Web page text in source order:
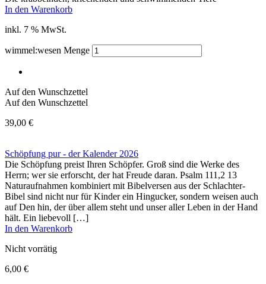
In den Warenkorb
inkl. 7 % MwSt.
wimmel:wesen Menge
Auf den Wunschzettel
Auf den Wunschzettel
39,00 €
Schöpfung pur - der Kalender 2026
Die Schöpfung preist Ihren Schöpfer. Groß sind die Werke des
Herrn; wer sie erforscht, der hat Freude daran. Psalm 111,2 13
Naturaufnahmen kombiniert mit Bibelversen aus der Schlachter-
Bibel sind nicht nur für Kinder ein Hingucker, sondern weisen auch
auf Den hin, der über allem steht und unser aller Leben in der Hand
hält. Ein liebevoll […]
In den Warenkorb
Nicht vorrätig
6,00 €